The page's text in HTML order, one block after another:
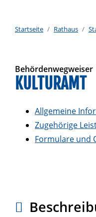
Startseite Rathaus
Behördenwegweiser
KULTURAMT
Allgemeine
Zugehörige
Formulare und